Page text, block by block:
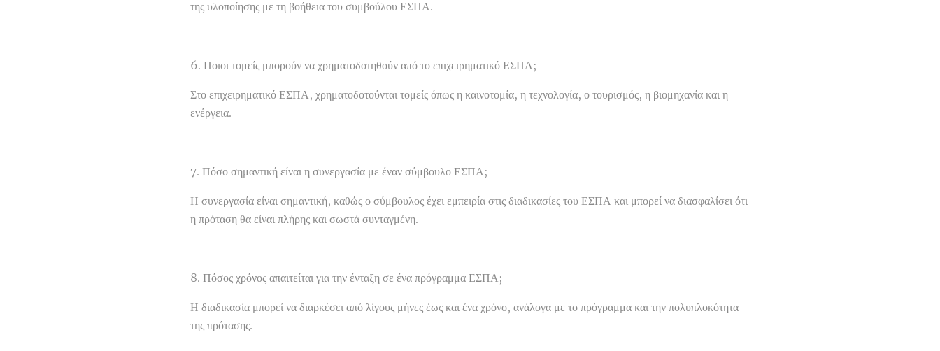
της υλοποίησης με τη βοήθεια του συμβούλου ΕΣΠΑ.
6. Ποιοι τομείς μπορούν να χρηματοδοτηθούν από το επιχειρηματικό ΕΣΠΑ;
Στο επιχειρηματικό ΕΣΠΑ, χρηματοδοτούνται τομείς όπως η καινοτομία, η τεχνολογία, ο τουρισμός, η βιομηχανία και η
ενέργεια.
7. Πόσο σημαντική είναι η συνεργασία με έναν σύμβουλο ΕΣΠΑ;
Η συνεργασία είναι σημαντική, καθώς ο σύμβουλος έχει εμπειρία στις διαδικασίες του ΕΣΠΑ και μπορεί να διασφαλίσει ότι
η πρόταση θα είναι πλήρης και σωστά συνταγμένη.
8. Πόσος χρόνος απαιτείται για την ένταξη σε ένα πρόγραμμα ΕΣΠΑ;
Η διαδικασία μπορεί να διαρκέσει από λίγους μήνες έως και ένα χρόνο, ανάλογα με το πρόγραμμα και την πολυπλοκότητα
της πρότασης.